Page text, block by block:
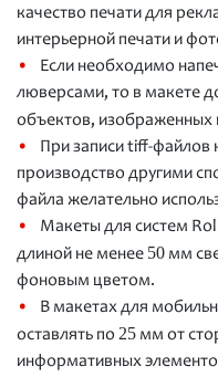
качество печати для
интерьерной печати и
Если необходимо
люверсами, то в макете
объектов,
При записи tiff-файлов
производство другими
файла желательно
Макеты для систем
длиной не менее 50 мм
фоновым цветом.
В макетах для
оставлять по 25 мм от
информативных